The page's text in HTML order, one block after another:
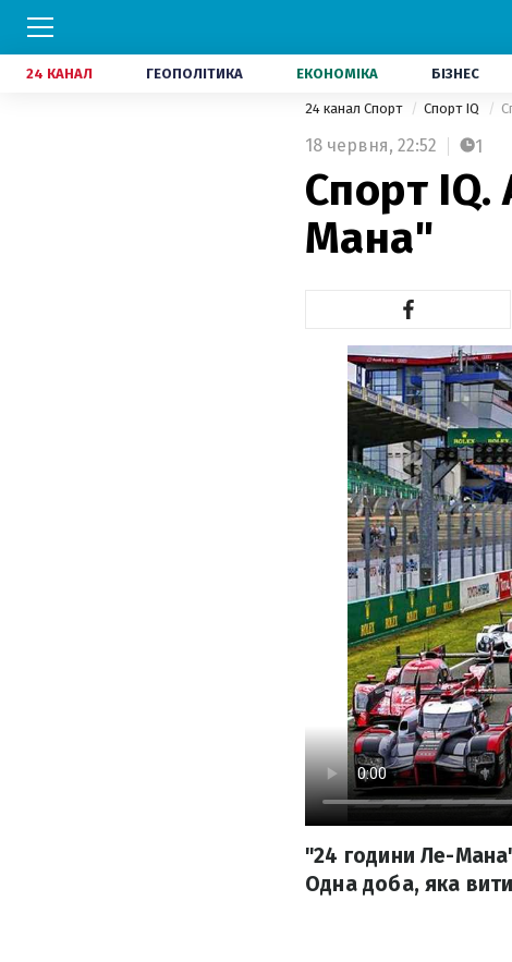
24 КАНАЛ ГЕОПОЛІТИКА ЕКОНОМІКА БІЗНЕС
24 канал Спорт Спорт IQ
18 червня, 22:52 1
Спорт
Мана"
"24 години Ле-
Одна доба, яка